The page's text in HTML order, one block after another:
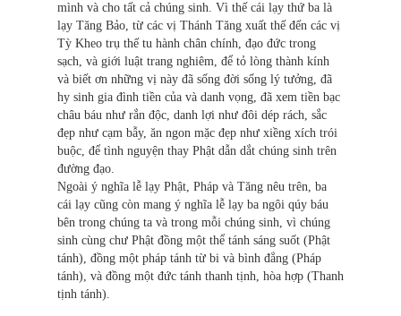
mình và cho tất cả chúng sinh. Vì thế cái lạy thứ ba là
lạy Tăng Bảo, từ các vị Thánh Tăng xuất thế đến các vị
Tỳ Kheo trụ thế tu hành chân chính, đạo đức trong
sạch, và giới luật trang nghiêm, để tỏ lòng thành kính
và biết ơn những vị này đã sống đời sống lý tưởng, đã
hy sinh gia đình tiền của và danh vọng, đã xem tiền bạc
châu báu như rắn độc, danh lợi như đôi dép rách, sắc
đẹp như cạm bẫy, ăn ngon mặc đẹp như xiềng xích trói
buộc, để tình nguyện thay Phật dẫn dắt chúng sinh trên
đường đạo.
Ngoài ý nghĩa lễ lạy Phật, Pháp và Tăng nêu trên, ba
cái lạy cũng còn mang ý nghĩa lễ lạy ba ngôi qúy báu
bên trong chúng ta và trong mỗi chúng sinh, vì chúng
sinh cùng chư Phật đồng một thể tánh sáng suốt (Phật
tánh), đồng một pháp tánh từ bi và bình đẳng (Pháp
tánh), và đồng một đức tánh thanh tịnh, hòa hợp (Thanh
tịnh tánh).